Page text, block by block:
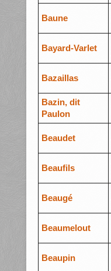
Baune
Bayard-Varlet
Bazaillas
Bazin, dit
Paulon
Beaudet
Beaufils
Beaugé
Beaumelout
Beaupin